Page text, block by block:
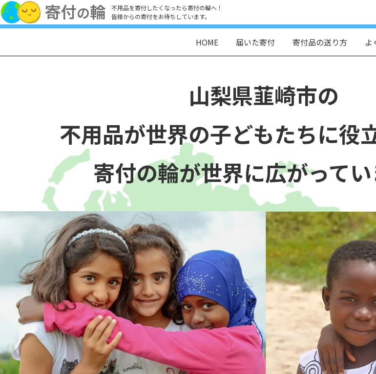
不用品を寄付したくなったら寄付の輪へ！
皆様からの寄付をお待ちしています。
HOME 届いた寄付 寄付品の送り方 よ
山梨県韮崎市の
不用品が世界の子どもたちに役
寄付の輪が世界に広がってい